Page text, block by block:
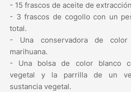
- 15 frascos de aceite de
- 3 frascos de cogollo con un
total.
- Una conservadora de color
marihuana.
- Una bolsa de color blanco
vegetal y la parrilla de un
sustancia vegetal.